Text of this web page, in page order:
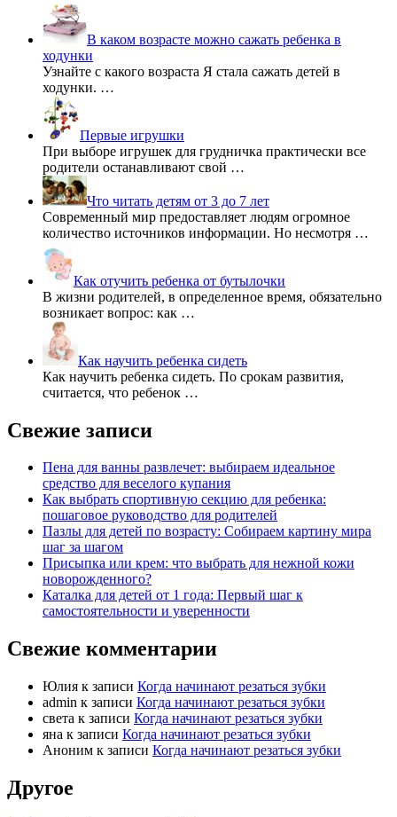
В каком возрасте можно сажать ребенка в
ходунки
Узнайте с какого возраста Я стала сажать детей в
ходунки. …
Первые игрушки
При выборе игрушек для грудничка практически все
родители останавливают свой …
Что читать детям от 3 до 7 лет
Современный мир предоставляет людям огромное
количество источников информации. Но несмотря …
Как отучить ребенка от бутылочки
В жизни родителей, в определенное время, обязательно
возникает вопрос: как …
Как научить ребенка сидеть
Как научить ребенка сидеть. По срокам развития,
считается, что ребенок …
Свежие записи
Пена для ванны развлечет: выбираем идеальное
средство для веселого купания
Как выбрать спортивную секцию для ребенка:
пошаговое руководство для родителей
Пазлы для детей по возрасту: Собираем картину мира
шаг за шагом
Присыпка или крем: что выбрать для нежной кожи
новорожденного?
Каталка для детей от 1 года: Первый шаг к
самостоятельности и уверенности
Свежие комментарии
Юлия к записи Когда начинают резаться зубки
admin к записи Когда начинают резаться зубки
света к записи Когда начинают резаться зубки
яна к записи Когда начинают резаться зубки
Аноним к записи Когда начинают резаться зубки
Другое